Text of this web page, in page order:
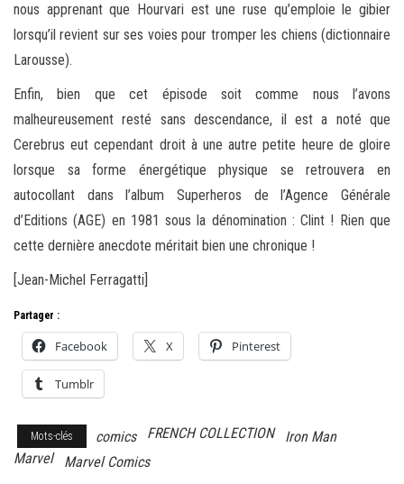
nous apprenant que Hourvari est une ruse qu’emploie le gibier
lorsqu’il revient sur ses voies pour tromper les chiens (dictionnaire
Larousse).
Enfin, bien que cet épisode soit comme nous l’avons
malheureusement resté sans descendance, il est a noté que
Cerebrus eut cependant droit à une autre petite heure de gloire
lorsque sa forme énergétique physique se retrouvera en
autocollant dans l’album Superheros de l’Agence Générale
d’Editions (AGE) en 1981 sous la dénomination : Clint ! Rien que
cette dernière anecdote méritait bien une chronique !
[Jean-Michel Ferragatti]
Partager :
Facebook X Pinterest
Tumblr
Mots-clés comics FRENCH COLLECTION
Iron Man
Marvel
Marvel Comics